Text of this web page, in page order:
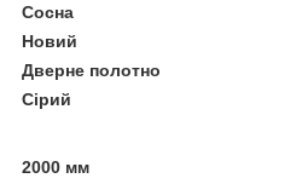
Сосна
Новий
Дверне полотно
Сірий
2000 мм